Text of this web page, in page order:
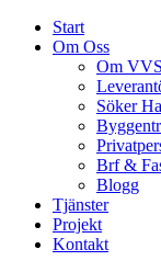
Start
Om Oss
Om
Söker
Brf &
Blogg
Tjänster
Projekt
Kontakt